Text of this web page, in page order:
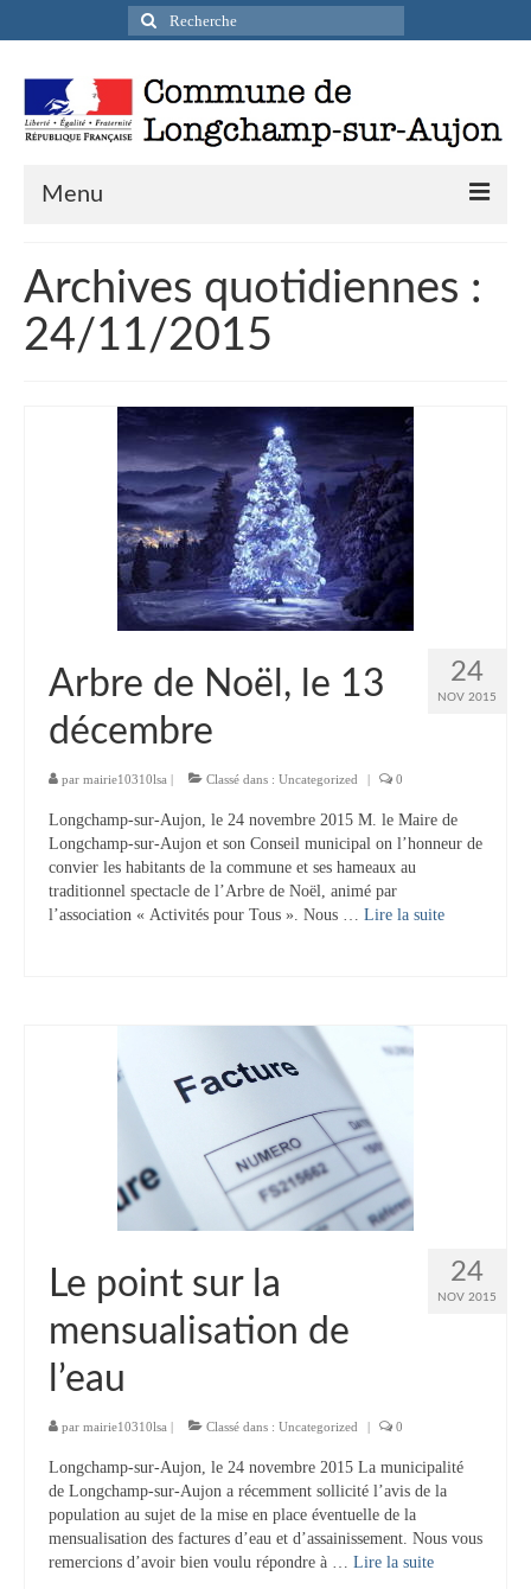
Rechercher
:
Menu
Infos pratiques
Présentation de la commune
Accueil en mairie
Longchamp-sur-Aujon en cartes postales
Accès / Transports
Tourisme
Hébergement
Formalités administratives
Santé
Téléphonie mobile / Internet
Collecte des déchets
Vie municipale
Le Conseil municipal de Longchamp-sur-
Les réunions du Conseil municipal
Les réunions du Conseil communautaire
(CCRB)
Budget communal & fiscalité
Vie scolaire
Scolarité
Vie associative
Les associations
Archives quotidiennes :
24/11/2015
24
NOV 2015
Arbre de Noël, le 13
décembre
par mairie10310lsa Classé dans : Uncategorized 0
Longchamp-sur-Aujon, le 24 novembre 2015 M. le Maire de
Longchamp-sur-Aujon et son Conseil municipal on l’honneur de
convier les habitants de la commune et ses hameaux au
traditionnel spectacle de l’Arbre de Noël, animé par
l’association « Activités pour Tous ». Nous … Lire la suite­­
24
NOV 2015
Le point sur la
mensualisation de
l’eau
par mairie10310lsa Classé dans : Uncategorized 0
Longchamp-sur-Aujon, le 24 novembre 2015 La municipalité
de Longchamp-sur-Aujon a récemment sollicité l’avis de la
population au sujet de la mise en place éventuelle de la
mensualisation des factures d’eau et d’assainissement. Nous vous
remercions d’avoir bien voulu répondre à … Lire la suite­­